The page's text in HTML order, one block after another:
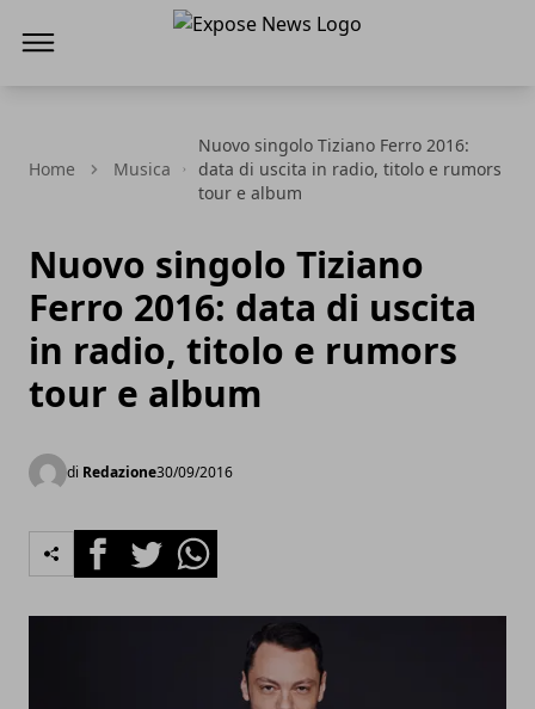
Home Musica
Nuovo singolo Tiziano Ferro 2016:
data di uscita in radio, titolo e rumors
tour e album
Nuovo singolo Tiziano
Ferro 2016: data di uscita
in radio, titolo e rumors
tour e album
di Redazione30/09/2016
FacebookTwitterWhatsapp